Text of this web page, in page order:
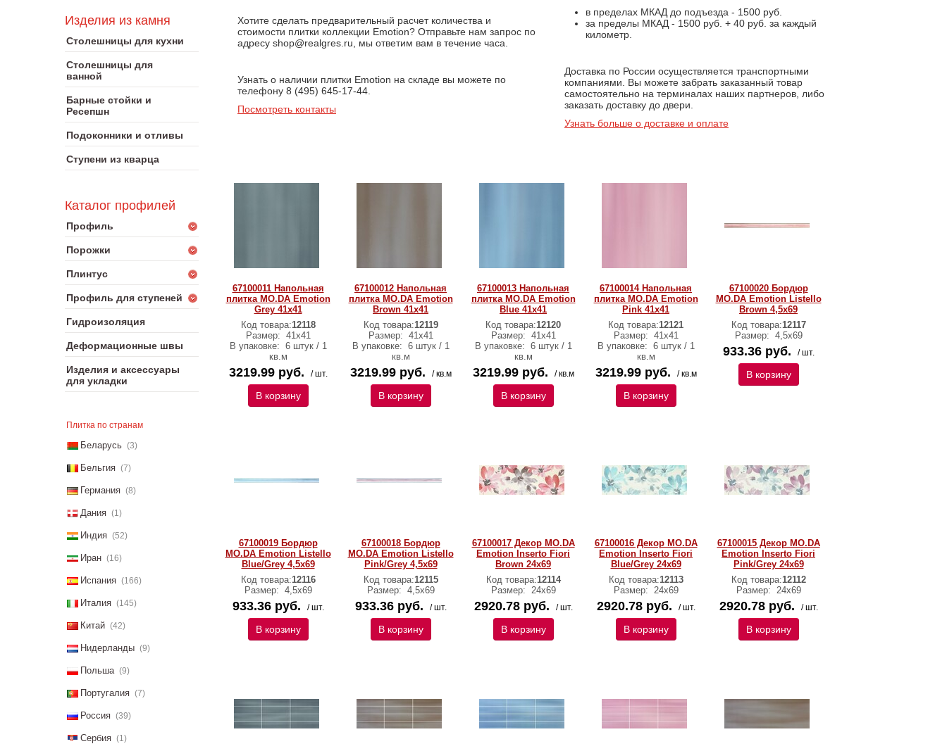
Изделия из камня
Столешницы для кухни
Столешницы для
ванной
Барные стойки и
Ресепшн
Подоконники и отливы
Ступени из кварца
Каталог профилей
Профиль
Порожки
Плинтус
Профиль для ступеней
Гидроизоляция
Деформационные швы
Изделия и аксессуары
для укладки
Плитка по странам
Беларусь (3)
Бельгия (7)
Германия (8)
Дания (1)
Индия (52)
Иран (16)
Испания (166)
Италия (145)
Китай (42)
Нидерланды (9)
Польша (9)
Португалия (7)
Россия (39)
Сербия (1)
Хотите сделать предварительный расчет количества и
стоимости плитки коллекции Emotion? Отправьте нам запрос по
адресу shop@realgres.ru, мы ответим вам в течение часа.
Узнать о наличии плитки Emotion на складе вы можете по
телефону 8 (495) 645-17-44.
Посмотреть контакты
в пределах МКАД до подъезда - 1500 руб.
за пределы МКАД - 1500 руб. + 40 руб. за каждый
километр.
Доставка по России осуществляется транспортными
компаниями. Вы можете забрать заказанный товар
самостоятельно на терминалах наших партнеров, либо
заказать доставку до двери.
Узнать больше о доставке и оплате
67100011 Напольная
плитка MO.DA Emotion
Grey 41x41
Код товара:12118
Размер: 41x41
В упаковке: 6 штук / 1
кв.м
3219.99 руб. / шт.
В корзину
67100012 Напольная
плитка MO.DA Emotion
Brown 41x41
Код товара:12119
Размер: 41x41
В упаковке: 6 штук / 1
кв.м
3219.99 руб. / кв.м
В корзину
67100013 Напольная
плитка MO.DA Emotion
Blue 41x41
Код товара:12120
Размер: 41x41
В упаковке: 6 штук / 1
кв.м
3219.99 руб. / кв.м
В корзину
67100014 Напольная
плитка MO.DA Emotion
Pink 41x41
Код товара:12121
Размер: 41x41
В упаковке: 6 штук / 1
кв.м
3219.99 руб. / кв.м
В корзину
67100020 Бордюр
MO.DA Emotion Listello
Brown 4,5x69
Код товара:12117
Размер: 4,5x69
933.36 руб. / шт.
В корзину
67100019 Бордюр
MO.DA Emotion Listello
Blue/Grey 4,5x69
Код товара:12116
Размер: 4,5x69
933.36 руб. / шт.
В корзину
67100018 Бордюр
MO.DA Emotion Listello
Pink/Grey 4,5x69
Код товара:12115
Размер: 4,5x69
933.36 руб. / шт.
В корзину
67100017 Декор MO.DA
Emotion Inserto Fiori
Brown 24x69
Код товара:12114
Размер: 24x69
2920.78 руб. / шт.
В корзину
67100016 Декор MO.DA
Emotion Inserto Fiori
Blue/Grey 24x69
Код товара:12113
Размер: 24x69
2920.78 руб. / шт.
В корзину
67100015 Декор MO.DA
Emotion Inserto Fiori
Pink/Grey 24x69
Код товара:12112
Размер: 24x69
2920.78 руб. / шт.
В корзину